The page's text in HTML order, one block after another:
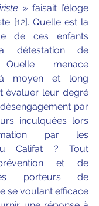
» faisait l’éloge
[12]. Quelle est la
de ces enfants
détestation de
menace
à moyen et long
évaluer leur degré
par
inculquées lors
par les
Califat ? Tout
et de
porteurs de
se voulant efficace